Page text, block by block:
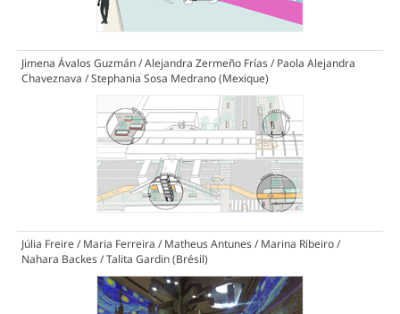
Jimena Ávalos Guzmán / Alejandra Zermeño Frías / Paola Alejandra
Chaveznava / Stephania Sosa Medrano (Mexique)
Júlia Freire / Maria Ferreira / Matheus Antunes / Marina Ribeiro /
Nahara Backes / Talita Gardin (Brésil)